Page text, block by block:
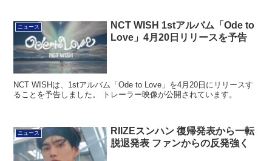
ニュース
NCT WISH 1stアルバム「Ode to
Love」4月20日リリースを予告
NCT WISHは、1stアルバム「Ode to Love」を4月20日にリリースす
ることを予告しました。 トレーラー映像が公開されています。
ニュース
RIIZEスンハン 復帰発表から一転
脱退発表 ファンからの反発強く